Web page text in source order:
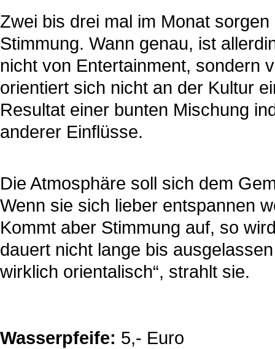
Zwei bis drei mal im Monat
Stimmung. Wann genau, ist
nicht von Entertainment, sondern
orientiert sich nicht an der Kultur
Resultat einer bunten Mischung
anderer Einflüsse.
Die Atmosphäre soll sich dem
Wenn sie sich lieber entspannen
Kommt aber Stimmung auf, so
dauert nicht lange bis
wirklich orientalisch“, strahlt sie.
Wasserpfeife: 5,- Euro